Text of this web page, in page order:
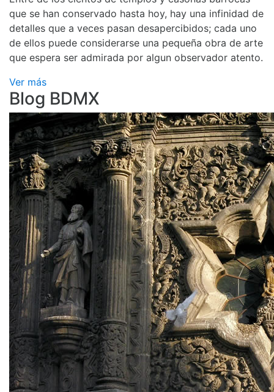
que se han conservado hasta hoy, hay una infinidad de
detalles que a veces pasan desapercibidos; cada uno
de ellos puede considerarse una pequeña obra de arte
que espera ser admirada por algun observador atento.
Ver más
Blog BDMX